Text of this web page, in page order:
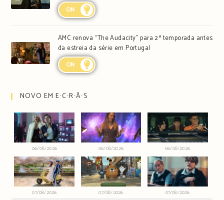
ON
AMC renova “The Audacity” para 2ª temporada antes
da estreia da série em Portugal
ON
NOVO EM E∙C∙R∙Ã∙S
06/08/2026 06/08/2026 06/08/2026
07/08/2026 07/08/2026 07/08/2026